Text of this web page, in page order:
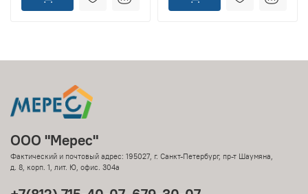
ООО "Мерес"
Фактический и почтовый адрес: 195027, г. Санкт-Петербург, пр-т Шаумяна,
д. 8, корп. 1, лит. Ю, офис. 304а